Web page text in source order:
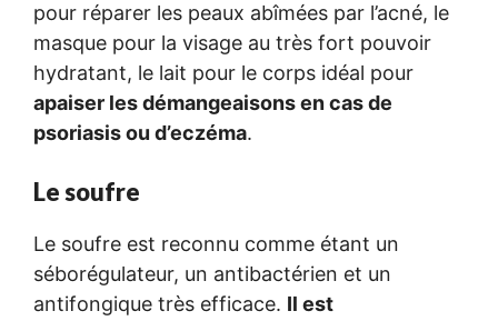
pour réparer les peaux abîmées par l’acné, le
masque pour la visage au très fort pouvoir
hydratant, le lait pour le corps idéal pour
apaiser les démangeaisons en cas de
psoriasis ou d’eczéma.
Le soufre
Le soufre est reconnu comme étant un
séborégulateur, un antibactérien et un
antifongique très efficace. Il est